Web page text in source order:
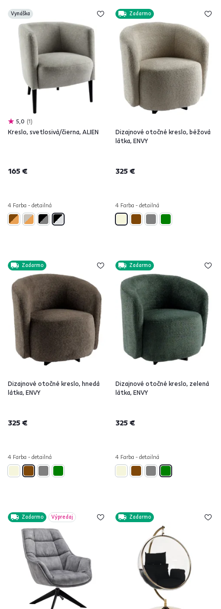
Vynáška
5,0 1
Kreslo, svetlosivá/čierna, ALIEN
165 €
4 Farba - detailná
Zadarmo
Dizajnové otočné kreslo, béžová
látka, ENVY
325 €
4 Farba - detailná
Zadarmo
Dizajnové otočné kreslo, hnedá
látka, ENVY
325 €
4 Farba - detailná
Zadarmo
Dizajnové otočné kreslo, zelená
látka, ENVY
325 €
4 Farba - detailná
Zadarmo Výpredaj Zadarmo